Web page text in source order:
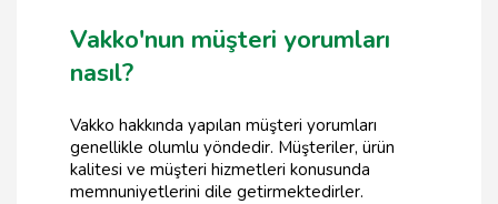
Vakko'nun müşteri yorumları
nasıl?
Vakko hakkında yapılan müşteri yorumları
genellikle olumlu yöndedir. Müşteriler, ürün
kalitesi ve müşteri hizmetleri konusunda
memnuniyetlerini dile getirmektedirler.